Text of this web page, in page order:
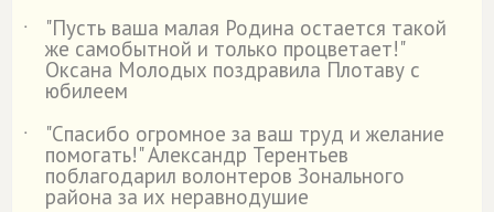
˙
"Пусть ваша малая Родина остается такой
же самобытной и только процветает!"
Оксана Молодых поздравила Плотаву с
юбилеем
˙
"Спасибо огромное за ваш труд и желание
помогать!" Александр Терентьев
поблагодарил волонтеров Зонального
района за их неравнодушие